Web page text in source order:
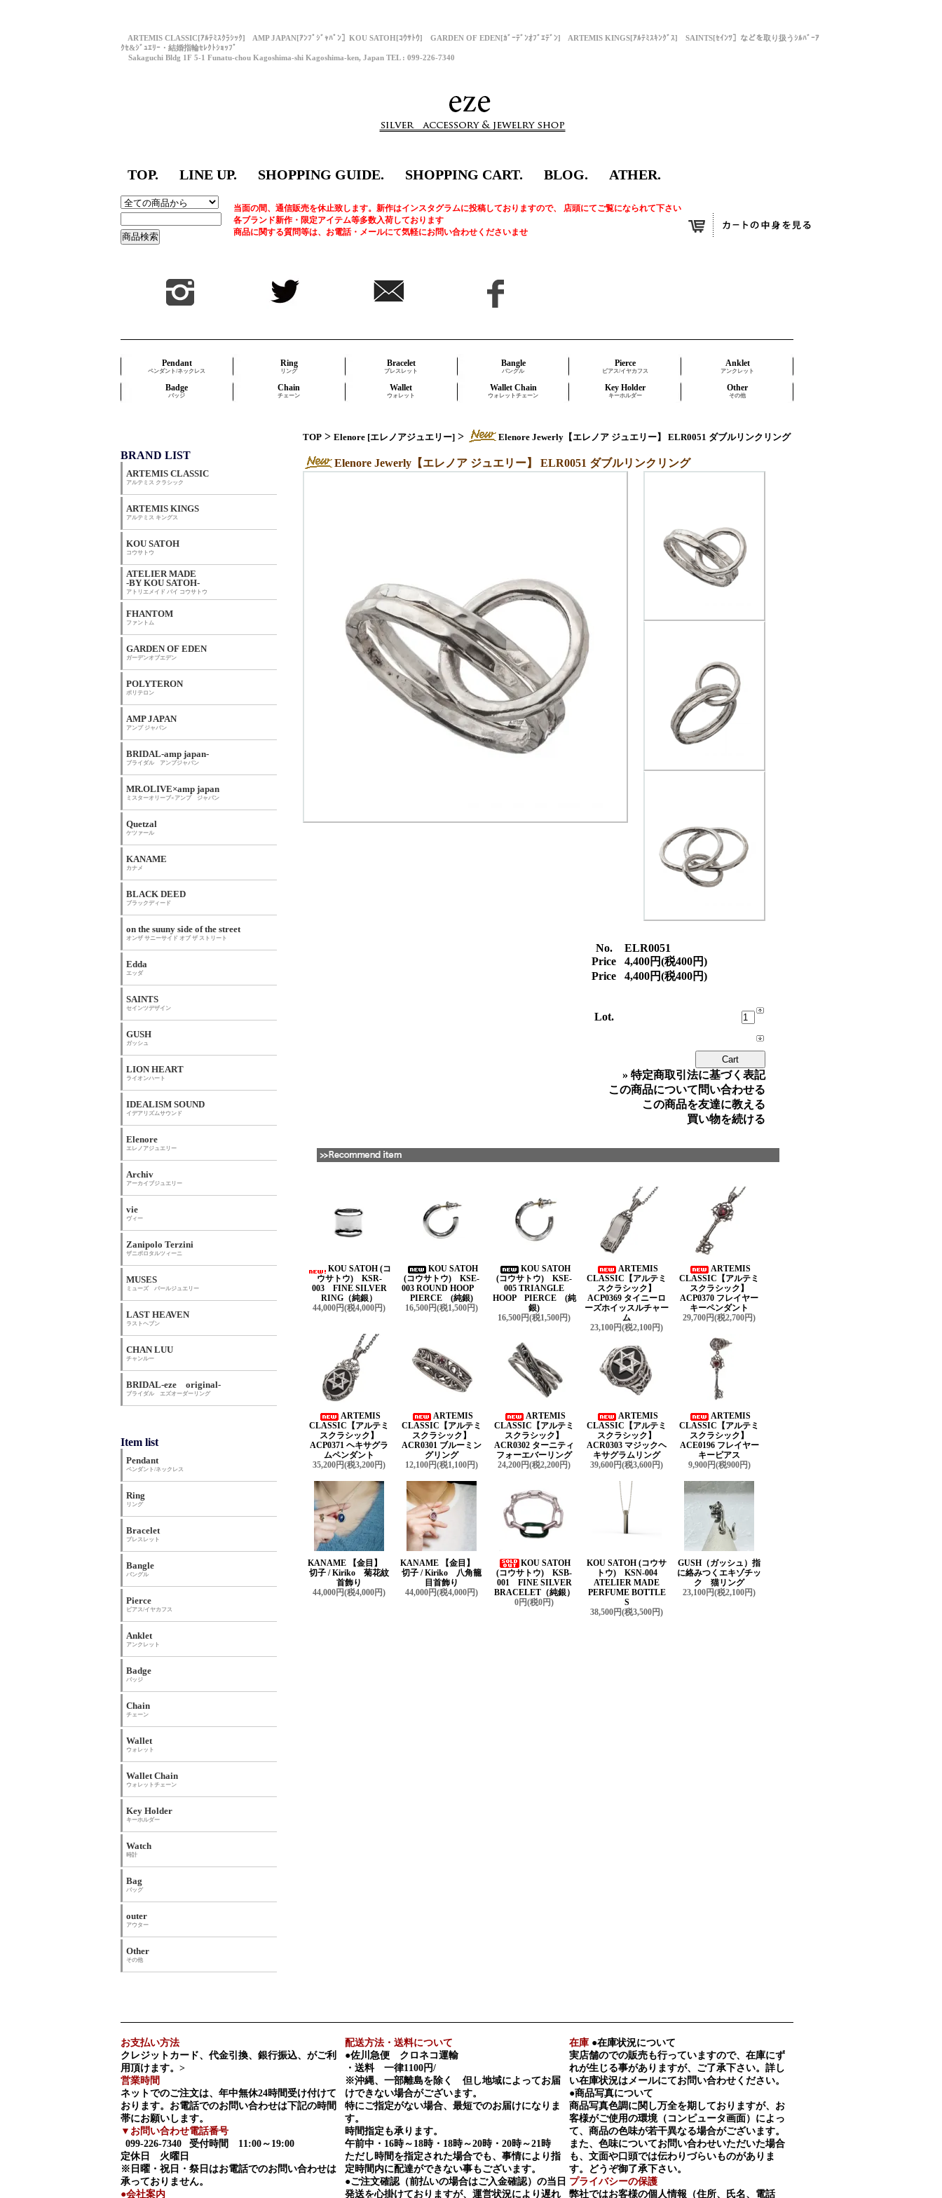
ARTEMIS CLASSIC[ｱﾙﾃﾐｽｸﾗｼｯｸ] AMP JAPAN[ｱﾝﾌﾟｼﾞｬﾊﾟﾝ］KOU SATOH[ｺｳｻﾄｳ] GARDEN OF EDEN[ｶﾞｰﾃﾞﾝｵﾌﾞｴﾃﾞﾝ] ARTEMIS KINGS[ｱﾙﾃﾐｽｷﾝｸﾞｽ] SAINTS[ｾｲﾝﾂ］などを取り扱うｼﾙﾊﾞｰｱ
ｸｾ&ｼﾞｭｴﾘｰ・結婚指輪ｾﾚｸﾄｼｮｯﾌﾟ
Sakaguchi Bldg 1F 5-1 Funatu-chou Kagoshima-shi Kagoshima-ken, Japan TEL : 099-226-7340
TOP. LINE UP. SHOPPING GUIDE. SHOPPING CART. BLOG. ATHER.
当面の間、通信販売を休止致します。新作はインスタグラムに投稿しておりますので、 店頭にてご覧になられて下さい
各ブランド新作・限定アイテム等多数入荷しております
商品に関する質問等は、お電話・メールにて気軽にお問い合わせくださいませ
Pendant
ペンダント/ネックレス
Ring
リング
Bracelet
ブレスレット
Bangle
バングル
Pierce
ピアス/イヤカフス
Anklet
アンクレット
Badge
バッジ
Chain
チェーン
Wallet
ウォレット
Wallet Chain
ウォレットチェーン
Key Holder
キーホルダー
Other
その他
TOP > Elenore [エレノアジュエリー] > Elenore Jewerly【エレノア ジュエリー】 ELR0051 ダブルリンクリング
Elenore Jewerly【エレノア ジュエリー】 ELR0051 ダブルリンクリング
No.
ELR0051
Price
4,400円(税400円)
Price
4,400円(税400円)
Lot.
» 特定商取引法に基づく表記
この商品について問い合わせる
この商品を友達に教える
買い物を続ける
KOU SATOH (コ
ウサトウ) KSR-
003 FINE SILVER
RING（純銀）
44,000円(税4,000円)
KOU SATOH
(コウサトウ) KSE-
003 ROUND HOOP
PIERCE (純銀)
16,500円(税1,500円)
KOU SATOH
(コウサトウ) KSE-
005 TRIANGLE
HOOP PIERCE (純
銀)
16,500円(税1,500円)
ARTEMIS
CLASSIC【アルテミ
スクラシック】
ACP0369 タイニーロ
ーズホイッスルチャー
ム
23,100円(税2,100円)
ARTEMIS
CLASSIC【アルテミ
スクラシック】
ACP0370 フレイヤー
キーペンダント
29,700円(税2,700円)
ARTEMIS
CLASSIC【アルテミ
スクラシック】
ACP0371 ヘキサグラ
ムペンダント
35,200円(税3,200円)
ARTEMIS
CLASSIC【アルテミ
スクラシック】
ACR0301 ブルーミン
グリング
12,100円(税1,100円)
ARTEMIS
CLASSIC【アルテミ
スクラシック】
ACR0302 ターニティ
フォーエバーリング
24,200円(税2,200円)
ARTEMIS
CLASSIC【アルテミ
スクラシック】
ACR0303 マジックヘ
キサグラムリング
39,600円(税3,600円)
ARTEMIS
CLASSIC【アルテミ
スクラシック】
ACE0196 フレイヤー
キーピアス
9,900円(税900円)
KANAME 【金目】
切子 / Kiriko 菊花紋
首飾り
44,000円(税4,000円)
KANAME 【金目】
切子 / Kiriko 八角籠
目首飾り
44,000円(税4,000円)
KOU SATOH
(コウサトウ) KSB-
001 FINE SILVER
BRACELET（純銀）
0円(税0円)
KOU SATOH (コウサ
トウ) KSN-004
ATELIER MADE
PERFUME BOTTLE
S
38,500円(税3,500円)
GUSH（ガッシュ）指
に絡みつくエキゾチッ
ク 猫リング
23,100円(税2,100円)
BRAND LIST
ARTEMIS CLASSIC
アルテミス クラシック
ARTEMIS KINGS
アルテミス キングス
KOU SATOH
コウサトウ
ATELIER MADE
-BY KOU SATOH-
アトリエメイド バイ コウサトウ
FHANTOM
ファントム
GARDEN OF EDEN
ガーデンオブエデン
POLYTERON
ポリテロン
AMP JAPAN
アンプ ジャパン
BRIDAL-amp japan-
ブライダル アンプジャパン
MR.OLIVE×amp japan
ミスターオリーブ×アンプ ジャパン
Quetzal
ケツァール
KANAME
カナメ
BLACK DEED
ブラックディード
on the suuny side of the street
オンザ サニーサイド オブ ザ ストリート
Edda
エッダ
SAINTS
セインツデザイン
GUSH
ガッシュ
LION HEART
ライオンハート
IDEALISM SOUND
イデアリズムサウンド
Elenore
エレノアジュエリー
Archiv
アーカイブジュエリー
vie
ヴィー
Zanipolo Terzini
ザニポロタルツィーニ
MUSES
ミューズ パールジュエリー
LAST HEAVEN
ラストヘブン
CHAN LUU
チャンルー
BRIDAL-eze original-
ブライダル エズオーダーリング
Item list
Pendant
ペンダント/ネックレス
Ring
リング
Bracelet
ブレスレット
Bangle
バングル
Pierce
ピアス/イヤカフス
Anklet
アンクレット
Badge
バッジ
Chain
チェーン
Wallet
ウォレット
Wallet Chain
ウォレットチェーン
Key Holder
キーホルダー
Watch
時計
Bag
バッグ
outer
アウター
Other
その他
お支払い方法
クレジットカード、代金引換、銀行振込、がご利
用頂けます。>
営業時間
ネットでのご注文は、年中無休24時間受け付けて
おります。お電話でのお問い合わせは下記の時間
帯にお願いします。
▼お問い合わせ電話番号
099-226-7340
受付時間 11:00～19:00
定休日 火曜日
※日曜・祝日・祭日はお電話でのお問い合わせは
承っておりません。
●会社案内
配送方法・送料について
●佐川急便 クロネコ運輸
・送料 一律1100円/
※沖縄、一部離島を除く 但し地域によってお届
けできない場合がございます。
特にご指定がない場合、最短でのお届けになりま
す。
時間指定も承ります。
午前中・16時～18時・18時～20時・20時～21時
ただし時間を指定された場合でも、事情により指
定時間内に配達ができない事もございます。
●ご注文確認（前払いの場合はご入金確認）の当日
発送を心掛けておりますが、運営状況により遅れ
在庫 ●在庫状況について
実店舗のでの販売も行っていますので、在庫にず
れが生じる事がありますが、ご了承下さい。詳し
い在庫状況はメールにてお問い合わせください。
●商品写真について
商品写真色調に関し万全を期しておりますが、お
客様がご使用の環境（コンピュータ画面）によっ
て、商品の色味が若干異なる場合がございます。
また、色味についてお問い合わせいただいた場合
も、文面や口頭では伝わりづらいものがありま
す。どうぞ御了承下さい。
プライバシーの保護
弊社ではお客様の個人情報（住所、氏名、電話